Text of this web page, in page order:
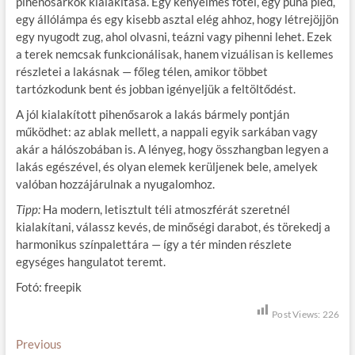
egy állólámpa és egy kisebb asztal elég ahhoz, hogy létrejöjjön
egy nyugodt zug, ahol olvasni, teázni vagy pihenni lehet. Ezek
a terek nemcsak funkcionálisak, hanem vizuálisan is kellemes
részletei a lakásnak — főleg télen, amikor többet
tartózkodunk bent és jobban igényeljük a feltöltődést.
A jól kialakított pihenősarok a lakás bármely pontján
működhet: az ablak mellett, a nappali egyik sarkában vagy
akár a hálószobában is. A lényeg, hogy összhangban legyen a
lakás egészével, és olyan elemek kerüljenek bele, amelyek
valóban hozzájárulnak a nyugalomhoz.
Tipp:Ha modern, letisztult téli atmoszférát szeretnél
kialakítani, válassz kevés, de minőségi darabot, és törekedj a
harmonikus színpalettára — így a tér minden részlete
egységes hangulatot teremt.
Fotó: freepik
Post Views: 226
B
Previous